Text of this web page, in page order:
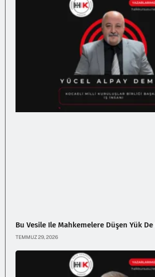
Bu Vesile Ile Mahkemelere Düşen Yük
TEMMUZ 29, 2026